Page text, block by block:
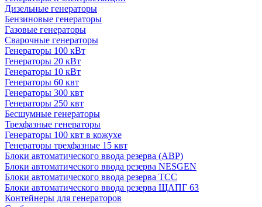
Дизельные генераторы
Бензиновые генераторы
Газовые генераторы
Сварочные генераторы
Генераторы 100 кВт
Генераторы 20 кВт
Генераторы 10 кВт
Генераторы 60 квт
Генераторы 300 квт
Генераторы 250 квт
Бесшумные генераторы
Трехфазные генераторы
Генераторы 100 квт в кожухе
Генераторы трехфазные 15 квт
Блоки автоматического ввода резерва (АВР)
Блоки автоматического ввода резерва NESGEN
Блоки автоматического ввода резерва ТСС
Блоки автоматического ввода резерва ЩАПГ 63
Контейнеры для генераторов